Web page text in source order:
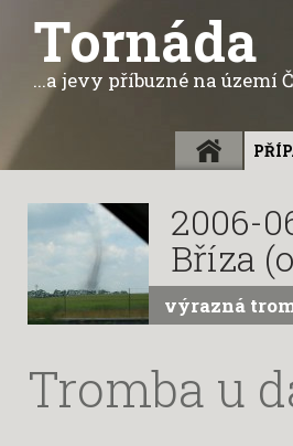
Tornáda
...a jevy příbuzné na území
ÚVOD
2006-
Bříza
výrazná
Tromba u